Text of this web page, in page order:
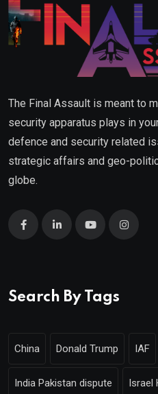
The Final Assault is meant to
security apparatus plays in
defence and security related
strategic affairs and geo-
globe.
Search By Tags
China Donald Trump IAF
India Pakistan dispute Israel